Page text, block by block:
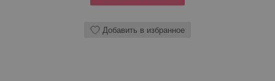
Добавить в избранное